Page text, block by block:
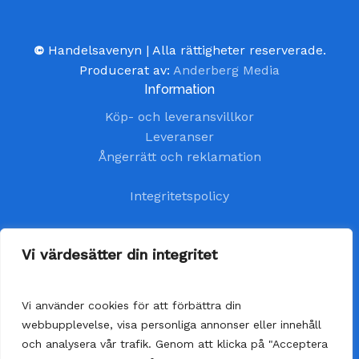
Vi värdesätter din integritet
Vi använder cookies för att förbättra din
webbupplevelse, visa personliga annonser eller innehåll
och analysera vår trafik. Genom att klicka på "Acceptera
© Handelsavenyn | Alla rättigheter reserverade.
Producerat av: Anderberg Media
Information
Köp- och leveransvillkor
Leveranser
Ångerrätt och reklamation
Integritetspolicy
Kundtjänst
Vår kundtjänst har öppet alla helgfria vardagar.
Vi besvarar dina frågor så fort som möjligt,
senast inom 48 timmar.